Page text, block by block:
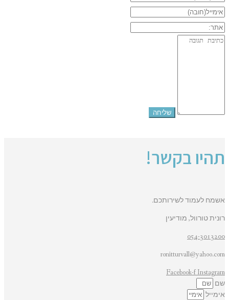
תהיו בקשר!
אשמח לעמוד לשירותכם.
רונית טורוול, מודיעין
054-3013200
ronitturvall@yahoo.com
Facebook-f Instagram
שם
אימייל